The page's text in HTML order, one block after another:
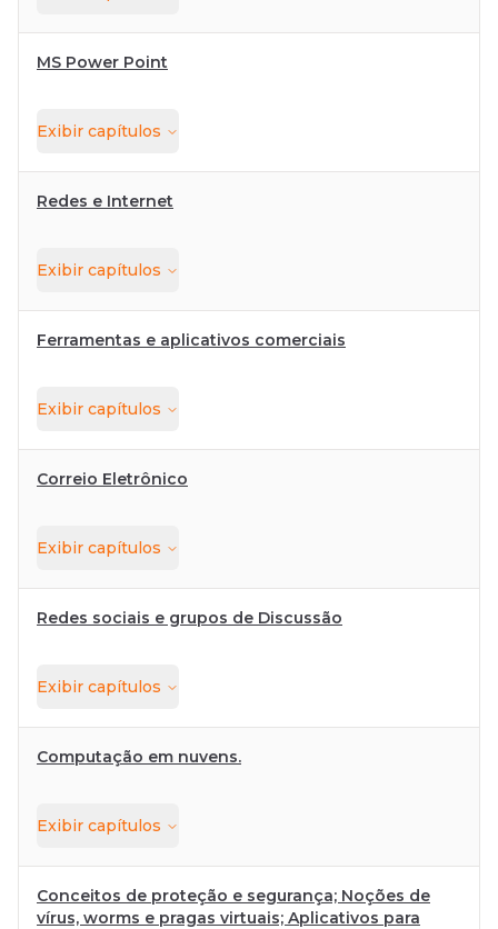
MS Power Point
Exibir capítulos
Redes e Internet
Exibir capítulos
Ferramentas e aplicativos comerciais
Exibir capítulos
Correio Eletrônico
Exibir capítulos
Redes sociais e grupos de Discussão
Exibir capítulos
Computação em nuvens.
Exibir capítulos
Conceitos de proteção e segurança; Noções de
vírus, worms e pragas virtuais; Aplicativos para